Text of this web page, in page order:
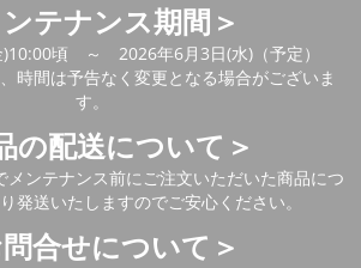
ンテナンス期間＞
)10:00頃 ～ 2026年6月3日(水)（予定）
時間は予告なく変更となる場合がございま
す。
の配送について＞
メンテナンス前にご注文いただいた商品につ
発送いたしますのでご安心ください。
問合せについて＞